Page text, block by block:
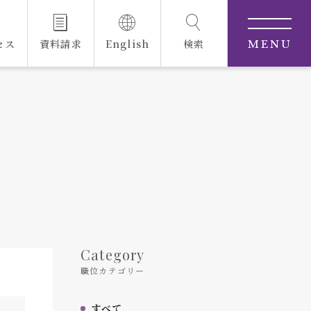
ス 資料請求 English 検索 MENU
Category
職位カテゴリー
すべて